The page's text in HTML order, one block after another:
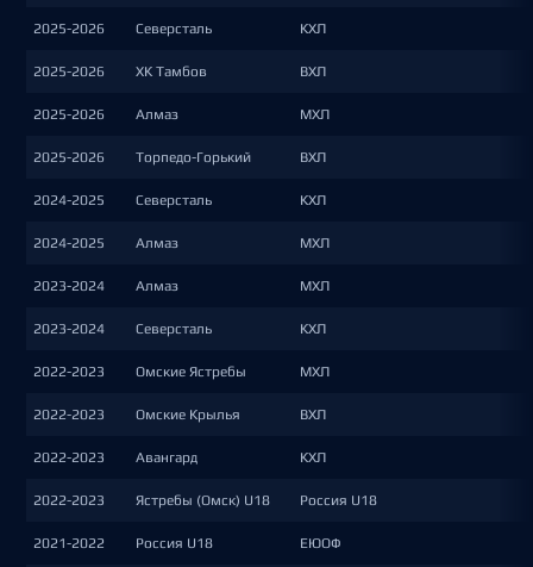
2025-2026 Северсталь КХЛ
2025-2026 ХК Тамбов ВХЛ
2025-2026 Алмаз МХЛ
2025-2026 Торпедо-Горький ВХЛ
2024-2025 Северсталь КХЛ
2024-2025 Алмаз МХЛ
2023-2024 Алмаз МХЛ
2023-2024 Северсталь КХЛ
2022-2023 Омские Ястребы МХЛ
2022-2023 Омские Крылья ВХЛ
2022-2023 Авангард КХЛ
2022-2023 Ястребы (Омск) U18 Россия U18
2021-2022 Россия U18 ЕЮОФ